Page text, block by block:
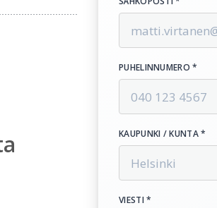
PUHELINNUMERO *
KAUPUNKI / KUNTA *
VIESTI *